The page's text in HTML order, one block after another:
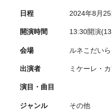
日程 2024年8月
開演時間 13:30開演
会場 ルネこだい
出演者 ミケーレ・
演目・曲目
ジャンル その他